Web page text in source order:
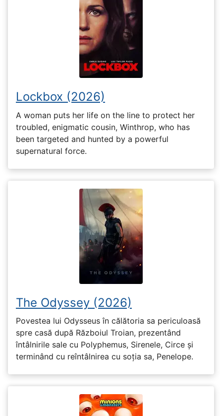
Lockbox (2026)
A woman puts her life on the line to protect her
troubled, enigmatic cousin, Winthrop, who has
been targeted and hunted by a powerful
supernatural force.
The Odyssey (2026)
Povestea lui Odysseus în călătoria sa periculoasă
spre casă după Războiul Troian, prezentând
întâlnirile sale cu Polyphemus, Sirenele, Circe și
terminând cu reîntâlnirea cu soția sa, Penelope.